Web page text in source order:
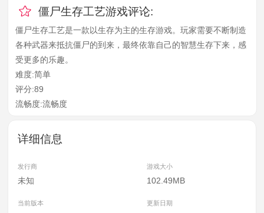
僵尸生存工艺游戏评论:
僵尸生存工艺是一款以生存为主的生存游戏。玩家需要不断制造
各种武器来抵抗僵尸的到来，最终依靠自己的智慧生存下来，感
受更多的乐趣。
难度:简单
评分:89
流畅度:流畅度
详细信息
发行商 游戏大小
未知 102.49MB
当前版本 更新日期